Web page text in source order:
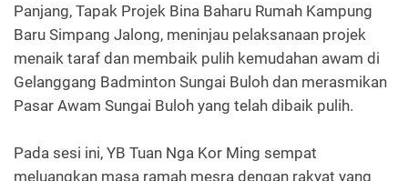
Panjang, Tapak Projek Bina Baharu Rumah Kampung
Baru Simpang Jalong, meninjau pelaksanaan projek
menaik taraf dan membaik pulih kemudahan awam di
Gelanggang Badminton Sungai Buloh dan merasmikan
Pasar Awam Sungai Buloh yang telah dibaik pulih.
Pada sesi ini, YB Tuan Nga Kor Ming sempat
meluangkan masa ramah mesra dengan rakyat yang